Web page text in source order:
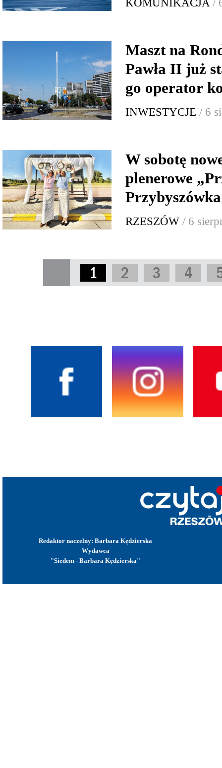
KOMUNIKACJA /
Maszt na
Pawła II już
go operator
INWESTYCJE / 6
W sobotę
plenerowe
RZESZÓW / 6
1 2 3 4
Redaktor naczelny: Barbara Kędzierska
Wydawca
"Siedem - Barbara Kędzierska"